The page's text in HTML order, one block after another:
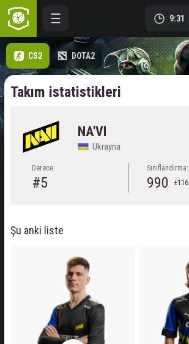
9:31
CS2 DOTA2
Takım istatistikleri
NA'VI
Ukrayna
Derece:
#5
Sınıflandırma:
990 ±116
Şu anki liste